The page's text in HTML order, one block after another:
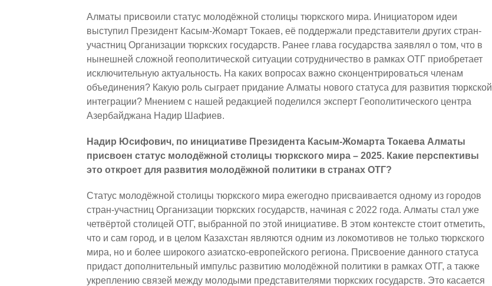
Алматы присвоили статус молодёжной столицы тюркского мира. Инициатором идеи
выступил Президент Касым-Жомарт Токаев, её поддержали представители других стран-
участниц Организации тюркских государств. Ранее глава государства заявлял о том, что в
нынешней сложной геополитической ситуации сотрудничество в рамках ОТГ приобретает
исключительную актуальность. На каких вопросах важно сконцентрироваться членам
объединения? Какую роль сыграет придание Алматы нового статуса для развития тюркской
интеграции? Мнением с нашей редакцией поделился эксперт Геополитического центра
Азербайджана Надир Шафиев.
Надир Юсифович, по инициативе Президента Касым-Жомарта Токаева Алматы
присвоен статус молодёжной столицы тюркского мира – 2025. Какие перспективы
это откроет для развития молодёжной политики в странах ОТГ?
Статус молодёжной столицы тюркского мира ежегодно присваивается одному из городов
стран-участниц Организации тюркских государств, начиная с 2022 года. Алматы стал уже
четвёртой столицей ОТГ, выбранной по этой инициативе. В этом контексте стоит отметить,
что и сам город, и в целом Казахстан являются одним из локомотивов не только тюркского
мира, но и более широкого азиатско-европейского региона. Присвоение данного статуса
придаст дополнительный импульс развитию молодёжной политики в рамках ОТГ, а также
укреплению связей между молодыми представителями тюркских государств. Это касается